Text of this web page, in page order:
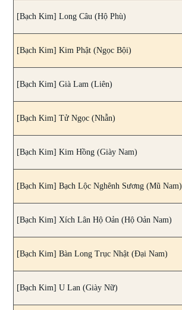
[Bạch Kim] Long Câu (Hộ Phù)
[Bạch Kim] Kim Phật (Ngọc Bội)
[Bạch Kim] Già Lam (Liên)
[Bạch Kim] Tử Ngọc (Nhẫn)
[Bạch Kim] Kim Hồng (Giày Nam)
[Bạch Kim] Bạch Lộc Nghênh Sương (Mũ Nam)
[Bạch Kim] Xích Lân Hộ Oản (Hộ Oản Nam)
[Bạch Kim] Bàn Long Trục Nhật (Đại Nam)
[Bạch Kim] U Lan (Giày Nữ)